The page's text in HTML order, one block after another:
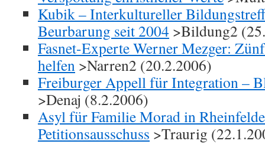
Kubik – Interkultureller
Beurbarung seit 2004 >Bildung2
Fasnet-Experte Werner Mezger:
helfen >Narren2 (20.2.2006)
Freiburger Appell für Integration –
>Denaj (8.2.2006)
Asyl für Familie Morad in
Petitionsausschuss >Traurig